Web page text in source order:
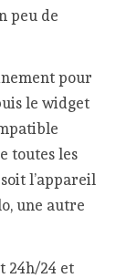
peu de
pour
le widget
toutes les
l’appareil
une autre
24h/24 et